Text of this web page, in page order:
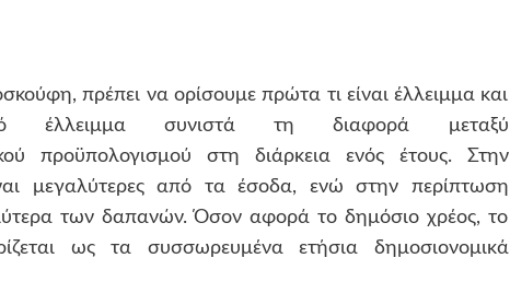
πρέπει να ορίσουμε πρώτα τι είναι έλλειμμα και
έλλειμμα συνιστά τη διαφορά μεταξύ
προϋπολογισμού στη διάρκεια ενός έτους. Στην
μεγαλύτερες από τα έσοδα, ενώ στην περίπτωση
των δαπανών. Όσον αφορά το δημόσιο χρέος, το
ως τα συσσωρευμένα ετήσια δημοσιονομικά